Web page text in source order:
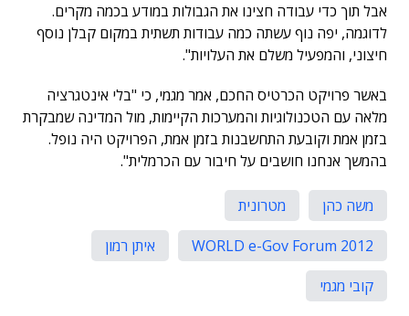
אבל תוך כדי עבודה חצינו את הגבולות במודע בכמה מקרים.
לדוגמה, יפה נוף עשתה כמה עבודות תשתית במקום קבלן נוסף
חיצוני, והמפעיל משלם את העלויות".
באשר פרויקט הכרטיס החכם, אמר מגמי, כי "בלי אינטגרציה
מלאה עם הטכנולוגיות והמערכות הקיימות, מול המדינה שמבקרת
בזמן אמת וקובעת התחשבנות בזמן אמת, הפרויקט היה נופל.
בהמשך אנחנו חושבים על חיבור עם הכרמלית".
משה כהן
מטרונית
WORLD e-Gov Forum 2012
איתן רמון
קובי מגמי